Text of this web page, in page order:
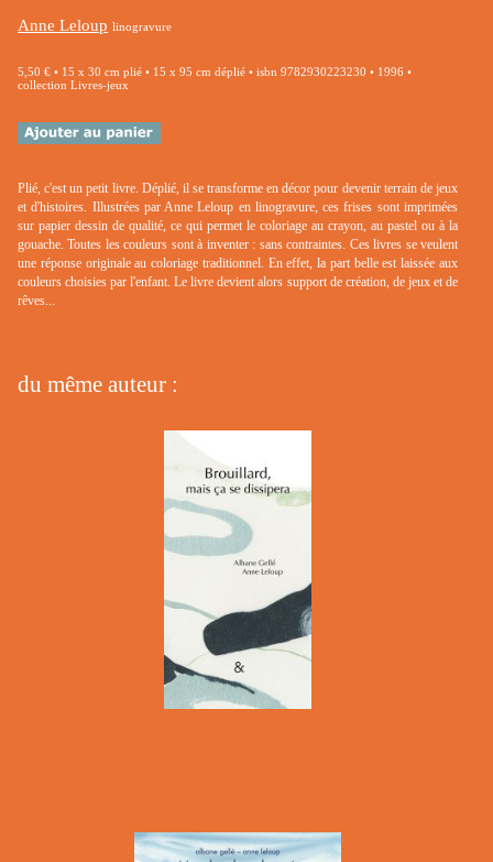
Anne Leloup linogravure
5,50 € • 15 x 30 cm plié • 15 x 95 cm déplié • isbn 9782930223230 • 1996 •
collection Livres-jeux
Plié, c'est un petit livre. Déplié, il se transforme en décor pour devenir terrain de jeux
et d'histoires. Illustrées par Anne Leloup en linogravure, ces frises sont imprimées
sur papier dessin de qualité, ce qui permet le coloriage au crayon, au pastel ou à la
gouache. Toutes les couleurs sont à inventer : sans contraintes. Ces livres se veulent
une réponse originale au coloriage traditionnel. En effet, la part belle est laissée aux
couleurs choisies par l'enfant. Le livre devient alors support de création, de jeux et de
rêves...
du même auteur :